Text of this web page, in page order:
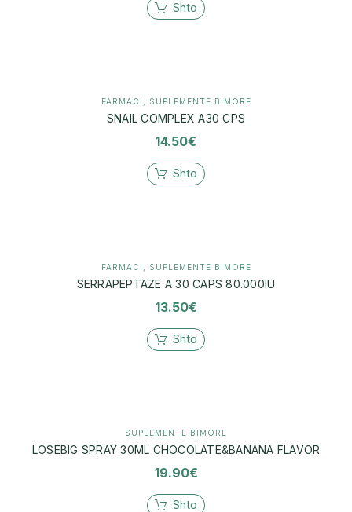
Shto
FARMACI SUPLEMENTE BIMORE
SNAIL COMPLEX A30 CPS
14.50€
Shto
FARMACI SUPLEMENTE BIMORE
SERRAPEPTAZE A 30 CAPS 80.000IU
13.50€
Shto
SUPLEMENTE BIMORE
LOSEBIG SPRAY 30ML CHOCOLATE&BANANA FLAVOR
19.90€
Shto